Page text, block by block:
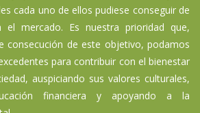
cada uno de ellos pudiese conseguir de
el mercado. Es nuestra prioridad que,
consecución de este objetivo, podamos
para contribuir con el bienestar
auspiciando sus valores culturales,
financiera y apoyando a la